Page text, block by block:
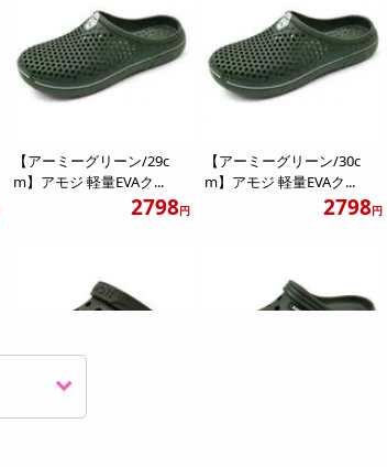
【アーミーグリーン/29c
m】アモジ 軽量EVAク...
2798円
【アーミーグリーン/30c
m】アモジ 軽量EVAク...
2798円